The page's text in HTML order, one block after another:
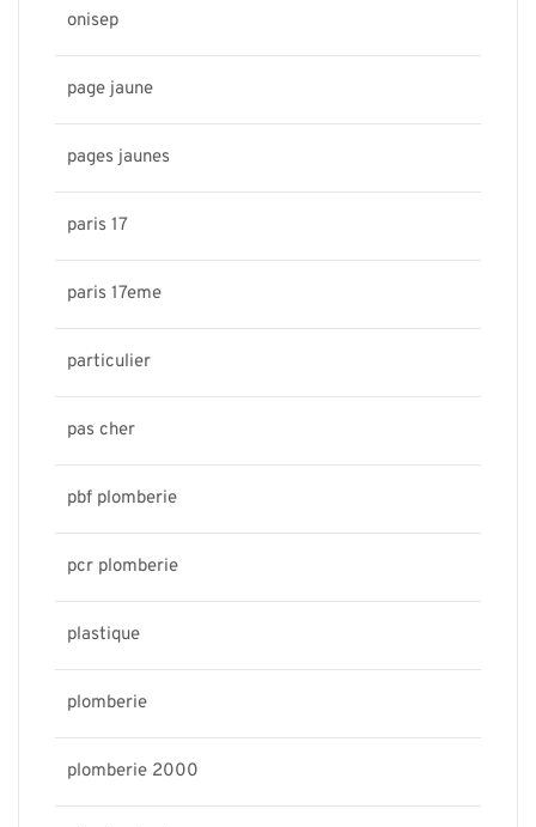
onisep
page jaune
pages jaunes
paris 17
paris 17eme
particulier
pas cher
pbf plomberie
pcr plomberie
plastique
plomberie
plomberie 2000